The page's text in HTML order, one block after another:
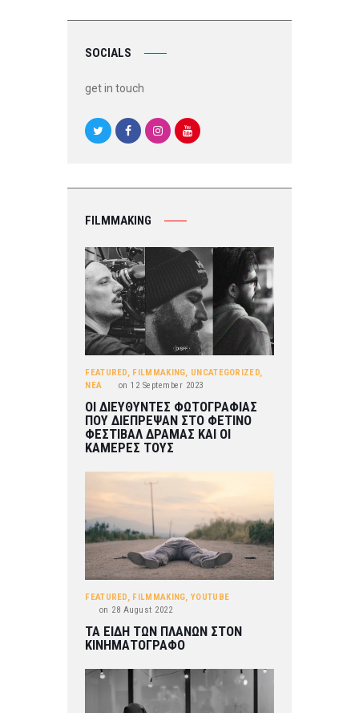
SOCIALS
get in touch
FILMMAKING
FEATURED, FILMMAKING, UNCATEGORIZED,
ΝΕΑ
on 12 September 2023
ΟΙ ΔΙΕΥΘΥΝΤΕΣ ΦΩΤΟΓΡΑΦΙΑΣ
ΠΟΥ ΔΙΕΠΡΕΨΑΝ ΣΤΟ ΦΕΤΙΝΟ
ΦΕΣΤΙΒΑΛ ΔΡΑΜΑΣ ΚΑΙ ΟΙ
ΚΑΜΕΡΕΣ ΤΟΥΣ
FEATURED, FILMMAKING,YOUTUBE
on 28 August 2022
ΤΑ ΕΙΔΗ ΤΩΝ ΠΛΑΝΩΝ ΣΤΟΝ
ΚΙΝΗΜΑΤΟΓΡΑΦΟ